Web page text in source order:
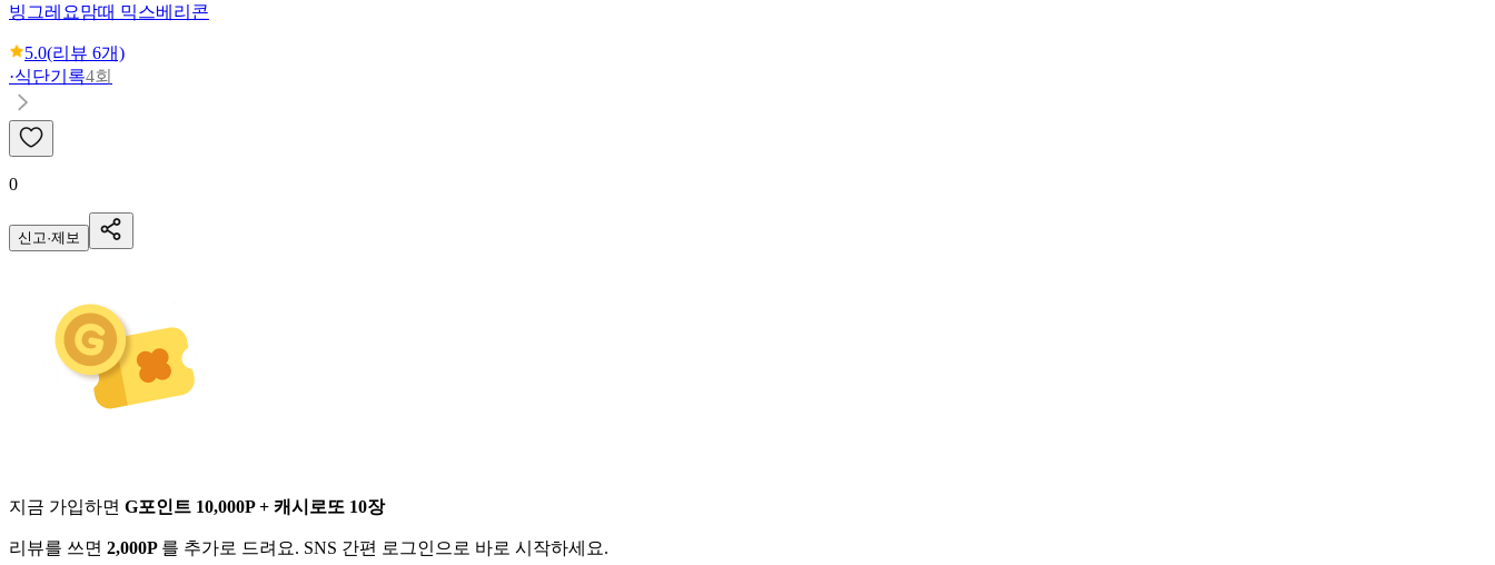
빙그레 요맘때 믹스베리콘
5.0(리뷰 6개)
·식단기록4회
0
신고·제보
지금 가입하면 G포인트 10,000P + 캐시로또 10장
리뷰를 쓰면 2,000P 를 추가로 드려요. SNS 간편 로그인으로 바로 시작하세요.